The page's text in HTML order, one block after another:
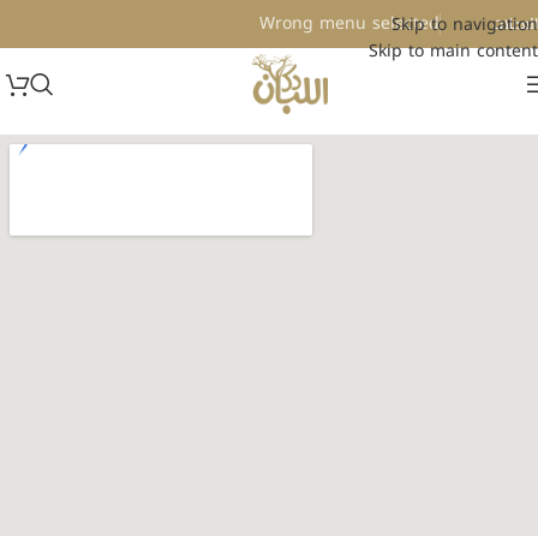
Skip to navigation
Skip to main content
العملات Wrong menu selected